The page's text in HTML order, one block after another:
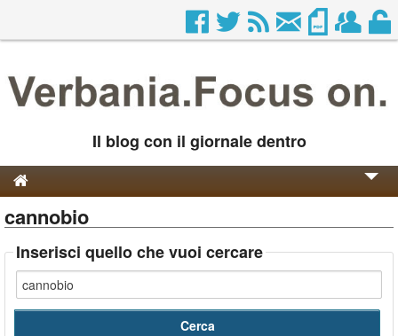
Il blog con il giornale dentro
Genesi e Storia
Contatti
cannobio
Inserisci quello che vuoi cercare